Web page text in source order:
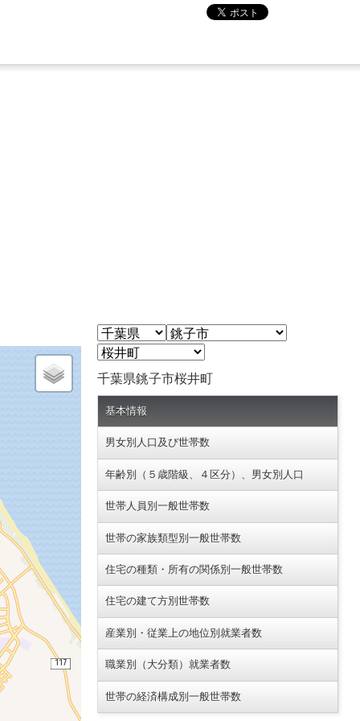
千葉県銚子市桜井町
基本情報
男女別人口及び世帯数
年齢別（５歳階級、４区分）、男女別人口
世帯人員別一般世帯数
世帯の家族類型別一般世帯数
住宅の種類・所有の関係別一般世帯数
住宅の建て方別世帯数
産業別・従業上の地位別就業者数
職業別（大分類）就業者数
世帯の経済構成別一般世帯数